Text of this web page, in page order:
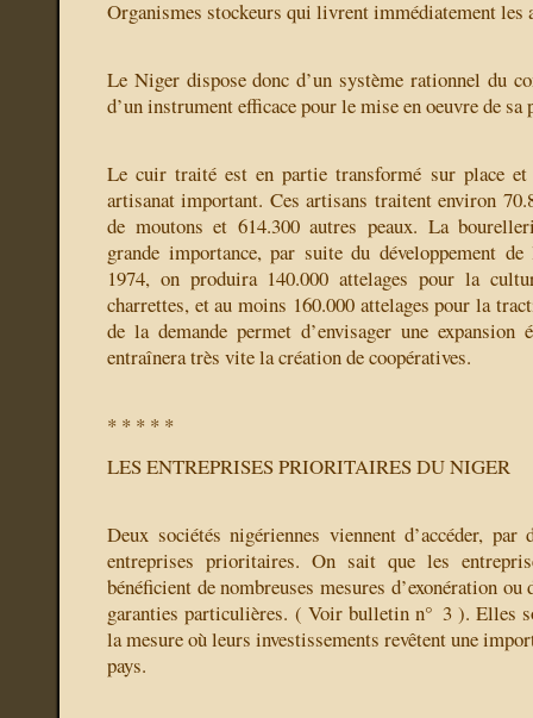
Organismes stockeurs qui livrent immédiatement les
Le Niger dispose donc d’un système rationnel du
d’un instrument efficace pour le mise en oeuvre de
Le cuir traité est en partie transformé sur place et
artisanat important. Ces artisans traitent environ
de moutons et 614.300 autres peaux. La
grande importance, par suite du développement
1974, on produira 140.000 attelages pour la
charrettes, et au moins 160.000 attelages pour la
de la demande permet d’envisager une expansion
entraînera très vite la création de coopératives.
* * * * *
LES ENTREPRISES PRIORITAIRES DU NIGER
Deux sociétés nigériennes viennent d’accéder,
entreprises prioritaires. On sait que les
bénéficient de nombreuses mesures d’exonération
garanties particulières. ( Voir bulletin n° 3 ). Elles
la mesure où leurs investissements revêtent une
pays.